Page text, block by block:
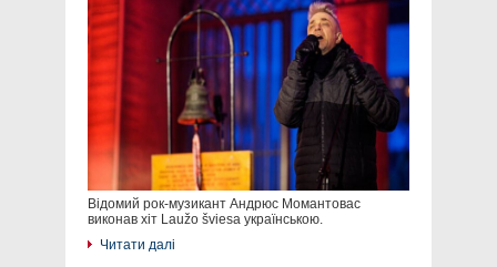
Відомий рок-музикант Андрюс Момантовас
виконав хіт Laužo šviesa українською.
Читати далі